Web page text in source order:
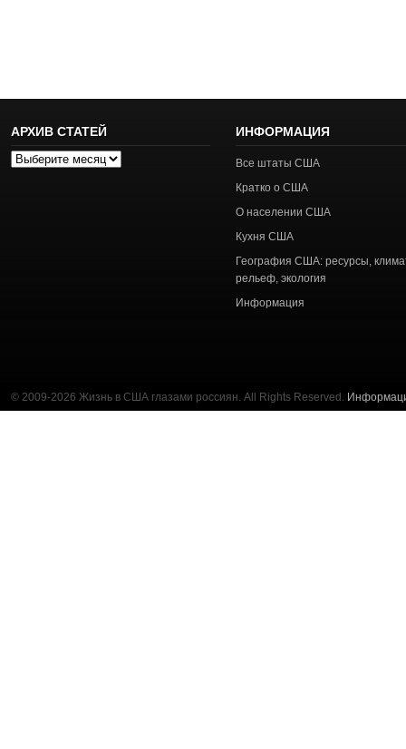
АРХИВ СТАТЕЙ
Архив
ИНФОРМАЦИЯ
Все штаты США
Кратко о США
О населении США
Кухня США
География США: ресурсы,
рельеф, экология
Информация
© 2009-2026 Жизнь в США глазами россиян. All Rights Reserved.